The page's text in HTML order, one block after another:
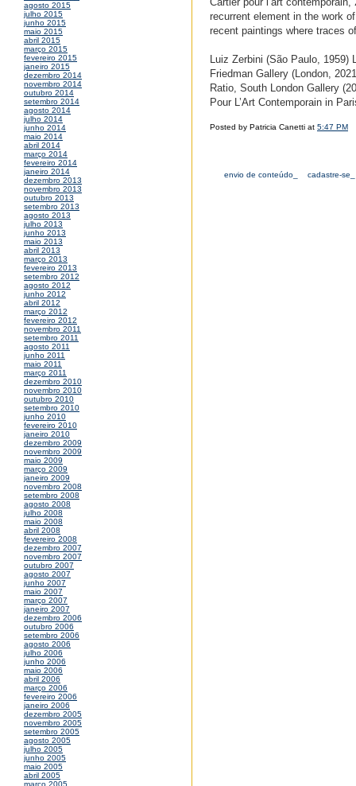
agosto 2015
julho 2015
junho 2015
maio 2015
abril 2015
março 2015
fevereiro 2015
janeiro 2015
dezembro 2014
novembro 2014
outubro 2014
setembro 2014
agosto 2014
julho 2014
junho 2014
maio 2014
abril 2014
março 2014
fevereiro 2014
janeiro 2014
dezembro 2013
novembro 2013
outubro 2013
setembro 2013
agosto 2013
julho 2013
junho 2013
maio 2013
abril 2013
março 2013
fevereiro 2013
setembro 2012
agosto 2012
junho 2012
abril 2012
março 2012
fevereiro 2012
novembro 2011
setembro 2011
agosto 2011
junho 2011
maio 2011
março 2011
dezembro 2010
novembro 2010
outubro 2010
setembro 2010
junho 2010
fevereiro 2010
janeiro 2010
dezembro 2009
novembro 2009
maio 2009
março 2009
janeiro 2009
novembro 2008
setembro 2008
agosto 2008
julho 2008
maio 2008
abril 2008
fevereiro 2008
dezembro 2007
novembro 2007
outubro 2007
agosto 2007
junho 2007
maio 2007
março 2007
janeiro 2007
dezembro 2006
outubro 2006
setembro 2006
agosto 2006
julho 2006
junho 2006
maio 2006
abril 2006
março 2006
fevereiro 2006
janeiro 2006
dezembro 2005
novembro 2005
setembro 2005
agosto 2005
julho 2005
junho 2005
maio 2005
abril 2005
recurrent element in the work
recent paintings where traces
Luiz Zerbini (São Paulo,
Friedman Gallery (London,
Ratio, South London Gallery
Pour L’Art Contemporain in
Posted by Patricia Canetti at 5:47 PM
envio de conteúdo_ cadastre-se_